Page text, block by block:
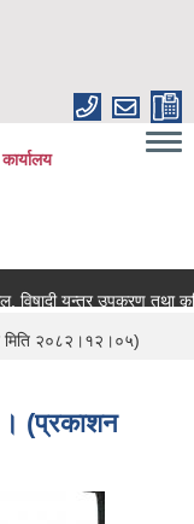
यन्त्र उपकरण तथा कृषि
मिति २०८२।१२।०५)
। (प्रकाशन